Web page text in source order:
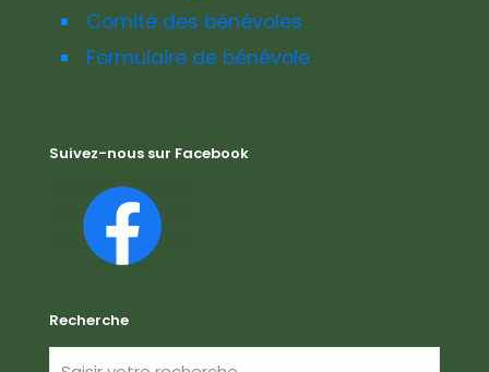
Comité des bénévoles
Formulaire de bénévole
Suivez-nous sur Facebook
Recherche